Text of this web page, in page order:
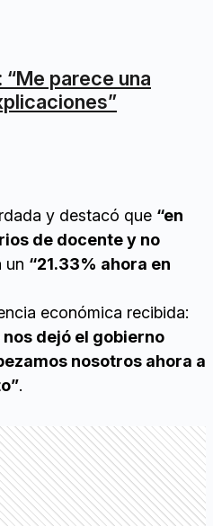
parece una
y destacó que “en
de docente y no
un “21.33% ahora en
económica recibida:
dejó el gobierno
nosotros ahora a
.